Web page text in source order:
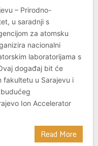
– Prirodno-
u saradnji s
za atomsku
nacionalni
laboratorijama s
događaj bit će
fakultetu u Sarajevu i
Ion Accelerator
Read More